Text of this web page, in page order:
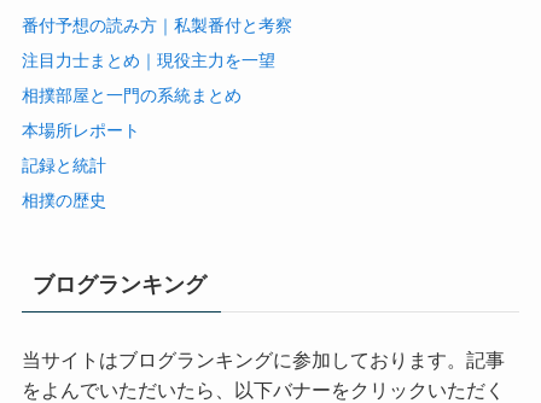
番付予想の読み方｜私製番付と考察
注目力士まとめ｜現役主力を一望
相撲部屋と一門の系統まとめ
本場所レポート
記録と統計
相撲の歴史
ブログランキング
当サイトはブログランキングに参加しております。記事
をよんでいただいたら、以下バナーをクリックいただく